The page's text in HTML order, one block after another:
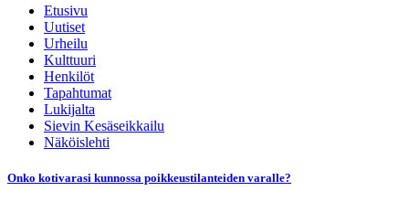
Etusivu
Uutiset
Urheilu
Kulttuuri
Henkilöt
Tapahtumat
Lukijalta
Sievin Kesäseikkailu
Näköislehti
Onko kotivarasi kunnossa poikkeustilanteiden varalle?